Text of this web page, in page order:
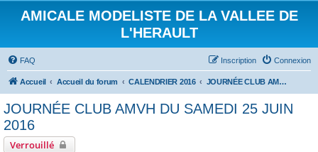
AMICALE MODELISTE DE LA VALLEE DE
L'HERAULT
FAQ Connexion
Inscription
Accueil Accueil du forum CALENDRIER 2016 JOURNÉE CLUB AMVH DU SAMEDI 25 JUIN 2016
JOURNÉE CLUB AMVH DU SAMEDI 25 JUIN
2016
Verrouillé